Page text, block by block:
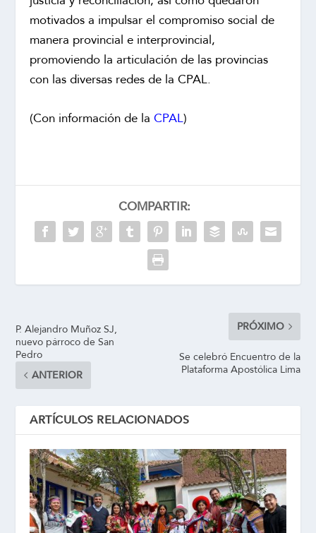
motivados a impulsar el compromiso social de
manera provincial e interprovincial,
promoviendo la articulación de las provincias
con las diversas redes de la CPAL.
(Con información de laCPAL)
COMPARTIR:
P. Alejandro Muñoz SJ,
nuevo párroco de San
Pedro
ANTERIOR
PRÓXIMO
Se celebró Encuentro de la
Plataforma Apostólica Lima
ARTÍCULOS RELACIONADOS